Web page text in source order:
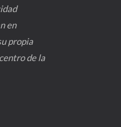
en
propia
de la